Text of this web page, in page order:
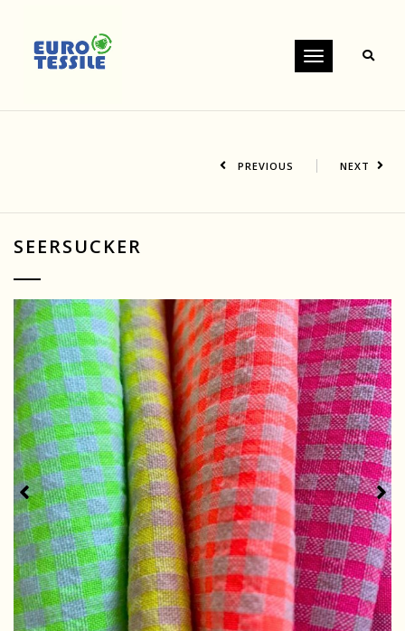
Toggle
PREVIOUS NEXT
SEERSUCKER